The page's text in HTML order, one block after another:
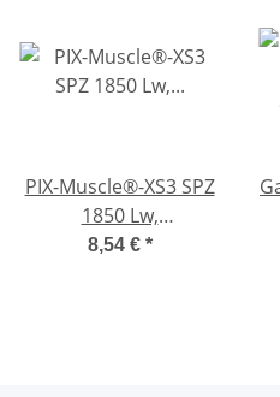
PIX-Muscle®-XS3 SPZ
1850 Lw,
Hochleistungs-
8,54 € *